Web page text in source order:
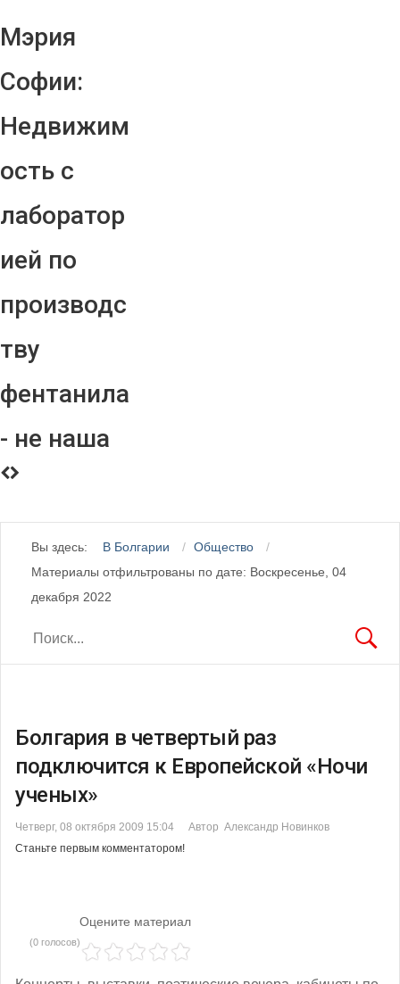
Мэрия
Софии:
Недвижим
ость с
лаборатор
ией по
производс
тву
фентанила
- не наша
Вы здесь: В Болгарии
Общество
Материалы отфильтрованы по дате: Воскресенье, 04
декабря 2022
Болгария в четвертый раз
подключится к Европейской «Ночи
ученых»
Четверг, 08 октября 2009 15:04
Автор Александр Новинков
Станьте первым комментатором!
Оцените материал
(0 голосов)